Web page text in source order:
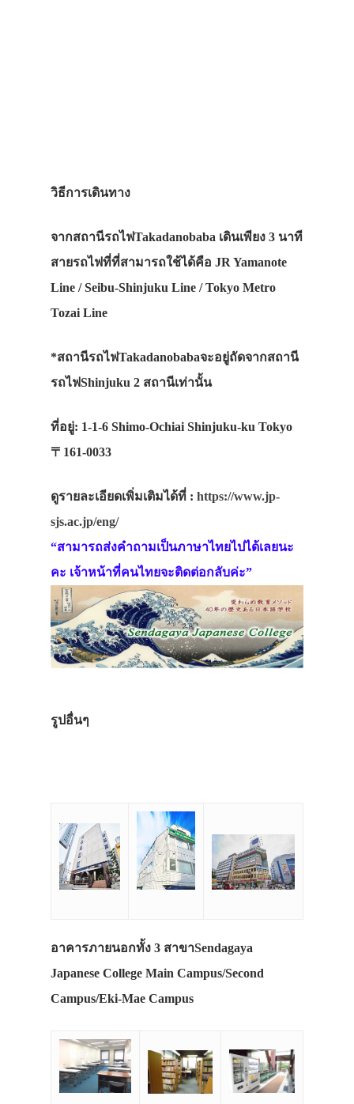
วิธีการเดินทาง
จากสถานีรถไฟTakadanobaba เดินเพียง 3 นาที
สายรถไฟที่ที่สามารถใช้ได้คือ JR Yamanote
Line / Seibu-Shinjuku Line / Tokyo Metro
Tozai Line
*สถานีรถไฟTakadanobabaจะอยู่ถัดจากสถานี
รถไฟShinjuku 2 สถานีเท่านั้น
ที่อยู่: 1-1-6 Shimo-Ochiai Shinjuku-ku Tokyo
〒161-0033
ดูรายละเอียดเพิ่มเติมได้ที่ : https://www.jp-
sjs.ac.jp/eng/
“สามารถส่งคำถามเป็นภาษาไทยไปได้เลยนะ
คะ เจ้าหน้าที่คนไทยจะติดต่อกลับค่ะ”
รูปอื่นๆ
อาคารภายนอกทั้ง 3 สาขาSendagaya
Japanese College Main Campus/Second
Campus/Eki-Mae Campus
VIDEO
ภาพประทับใจ